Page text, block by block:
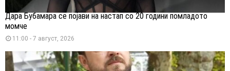
Дара Бубамара се појави на настап со 20 години помладото
момче
11:00 - 7 август, 2026